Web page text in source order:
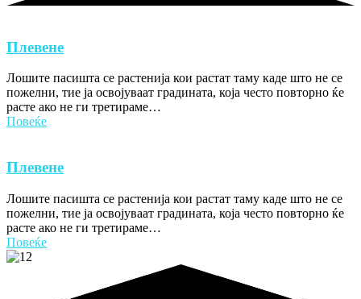
Плевене
Лошите пасишта се растенија кои растат таму каде што не се
пожелни, тие ја освојуваат градината, која често повторно ќе
расте ако не ги третираме…
Повеќе
Плевене
Лошите пасишта се растенија кои растат таму каде што не се
пожелни, тие ја освојуваат градината, која често повторно ќе
расте ако не ги третираме…
Повеќе